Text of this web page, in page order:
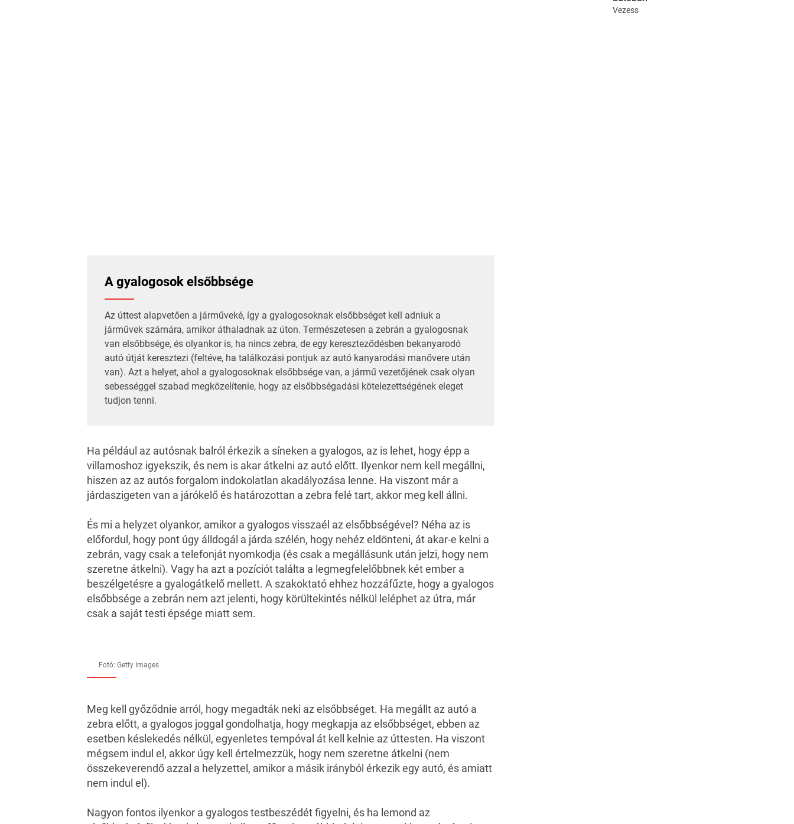
A gyalogosok elsőbbsége
Az úttest alapvetően a járműveké, így a gyalogosoknak elsőbbséget kell adniuk a
járművek számára, amikor áthaladnak az úton. Természetesen a zebrán a gyalogosnak
van elsőbbsége, és olyankor is, ha nincs zebra, de egy kereszteződésben bekanyarodó
autó útját keresztezi (feltéve, ha találkozási pontjuk az autó kanyarodási manővere után
van). Azt a helyet, ahol a gyalogosoknak elsőbbsége van, a jármű vezetőjének csak olyan
sebességgel szabad megközelítenie, hogy az elsőbbségadási kötelezettségének eleget
tudjon tenni.
Ha például az autósnak balról érkezik a síneken a gyalogos, az is lehet, hogy épp a
villamoshoz igyekszik, és nem is akar átkelni az autó előtt. Ilyenkor nem kell megállni,
hiszen az az autós forgalom indokolatlan akadályozása lenne. Ha viszont már a
járdaszigeten van a járókelő és határozottan a zebra felé tart, akkor meg kell állni.
És mi a helyzet olyankor, amikor a gyalogos visszaél az elsőbbségével? Néha az is
előfordul, hogy pont úgy álldogál a járda szélén, hogy nehéz eldönteni, át akar-e kelni a
zebrán, vagy csak a telefonját nyomkodja (és csak a megállásunk után jelzi, hogy nem
szeretne átkelni). Vagy ha azt a pozíciót találta a legmegfelelőbbnek két ember a
beszélgetésre a gyalogátkelő mellett. A szakoktató ehhez hozzáfűzte, hogy a gyalogos
elsőbbsége a zebrán nem azt jelenti, hogy körültekintés nélkül leléphet az útra, már
csak a saját testi épsége miatt sem.
Vezess